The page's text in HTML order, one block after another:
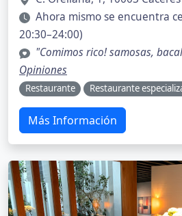
Ahora mismo se encuentra
20:30–24:00)
"Comimos rico! samosas,
Opiniones
Restaurante Restaurante
Más Información